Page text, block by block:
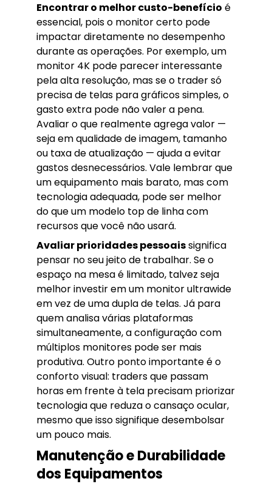
Encontrar o melhor custo-benefício é
essencial, pois o monitor certo pode
impactar diretamente no desempenho
durante as operações. Por exemplo, um
monitor 4K pode parecer interessante
pela alta resolução, mas se o trader só
precisa de telas para gráficos simples, o
gasto extra pode não valer a pena.
Avaliar o que realmente agrega valor —
seja em qualidade de imagem, tamanho
ou taxa de atualização — ajuda a evitar
gastos desnecessários. Vale lembrar que
um equipamento mais barato, mas com
tecnologia adequada, pode ser melhor
do que um modelo top de linha com
recursos que você não usará.
Avaliar prioridades pessoaissignifica
pensar no seu jeito de trabalhar. Se o
espaço na mesa é limitado, talvez seja
melhor investir em um monitor ultrawide
em vez de uma dupla de telas. Já para
quem analisa várias plataformas
simultaneamente, a configuração com
múltiplos monitores pode ser mais
produtiva. Outro ponto importante é o
conforto visual: traders que passam
horas em frente à tela precisam priorizar
tecnologia que reduza o cansaço ocular,
mesmo que isso signifique desembolsar
um pouco mais.
Manutenção e Durabilidade
dos Equipamentos